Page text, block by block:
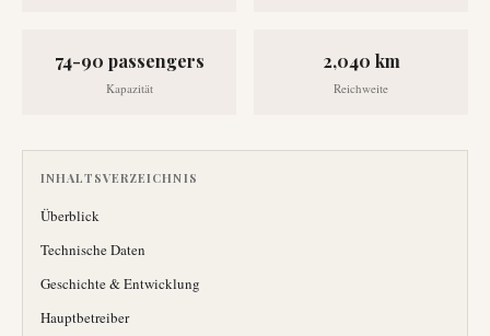
74-90 passengers
Kapazität
2,040 km
Reichweite
INHALTSVERZEICHNIS
Überblick
Technische Daten
Geschichte & Entwicklung
Hauptbetreiber